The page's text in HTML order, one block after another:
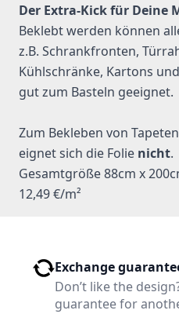
Der Extra-Kick für Deine
Beklebt werden können
z.B. Schrankfronten,
Kühlschränke, Kartons
gut zum Basteln geeignet.
Zum Bekleben von
eignet sich die Folie nicht.
Gesamtgröße 88cm x
12,49 €/m²
Exchange
Don’t like the
guarantee for